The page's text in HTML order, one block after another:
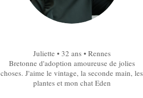
Juliette • 32 ans • Rennes
Bretonne d'adoption amoureuse de jolies
choses. J'aime le vintage, la seconde main, les
plantes et mon chat Eden